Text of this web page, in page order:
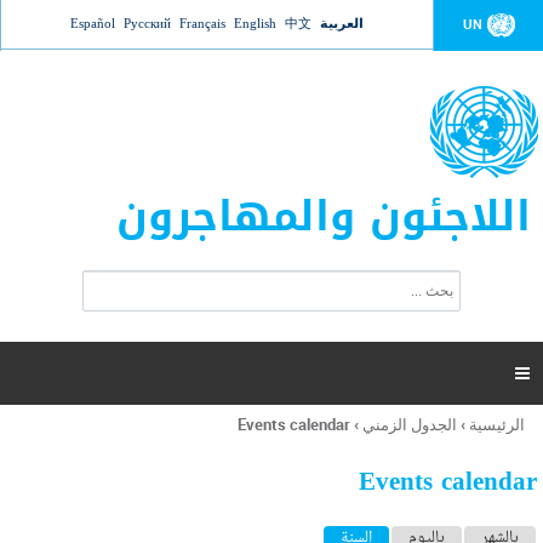
Jump to navigation UN العربية 中文
English
Français
Русский
Español
اللاجئون والمهاجرون
ت
ر
ل
ح
ب

أنت
هنا
الرئيسية › الجدول الزمني ›
Events calendar
Events calendar